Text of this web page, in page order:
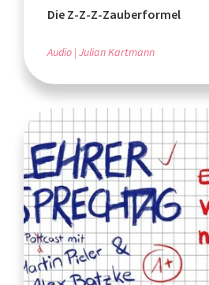
Die Z-Z-Z-Zauberformel
Audio Julian Kartmann